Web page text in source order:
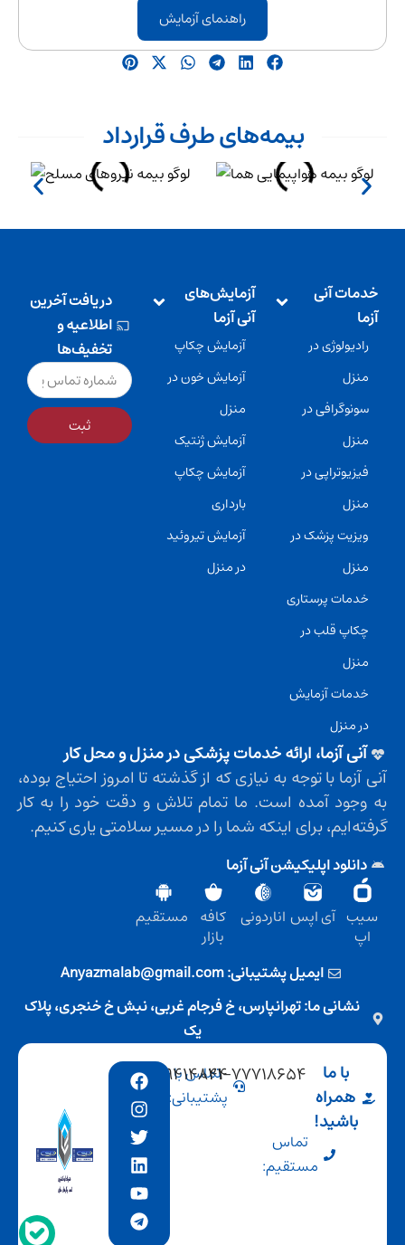
راهنمای آزمایش
بیمه‌های طرف قرارداد
آنی آزما، ارائه خدمات پزشکی در منزل و محل کار
آنی آزما با توجه به نیازی که از گذشته تا امروز احتیاج بوده،
به وجود آمده است. ما تمام تلاش و دقت خود را به کار
گرفته‌ایم، برای اینکه شما را در مسیر سلامتی یاری کنیم.
دانلود اپلیکیشن آنی آزما
سیب
اپ
آی اپس اناردونی کافه
بازار
مستقیم
ایمیل پشتیبانی: Anyazmalab@gmail.com
نشانی ما: تهرانپارس، خ فرجام غربی، نبش خ خنجری، پلاک
یک
خدمات آنی
آزما
رادیولوژی در
منزل
سونوگرافی در
منزل
فیزیوتراپی در
منزل
ویزیت پزشک در
منزل
خدمات پرستاری
چکاپ قلب در
منزل
خدمات آزمایش
در منزل
آزمایش‌های
آنی آزما
آزمایش چکاپ
آزمایش خون در
منزل
آزمایش ژنتیک
آزمایش چکاپ
بارداری
آزمایش تیروئید
در منزل
دریافت آخرین
اطلاعیه و
تخفیف‌ها
ثبت
با ما
همراه
باشید!
تماس
مستقیم:
۰۲۱-۷۷۷۱۸۶۵۴تماس با
پشتیبانی:
۰۹۱۲-۹۴۱۴۸۴۴